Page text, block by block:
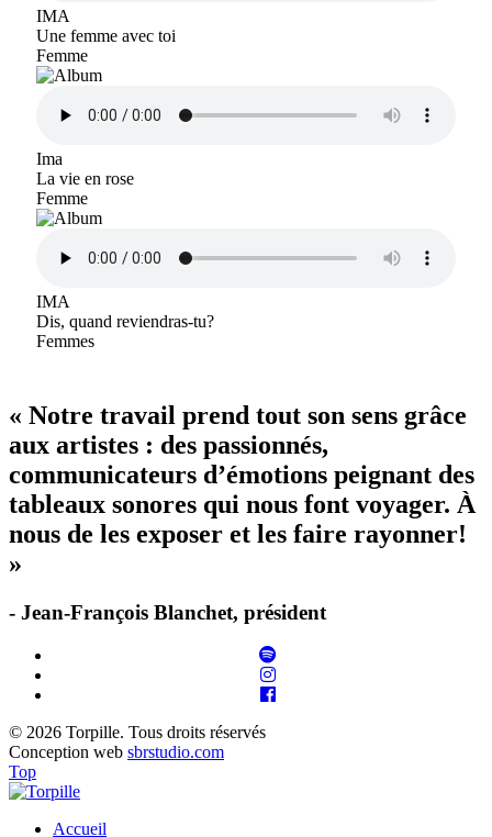
IMA
Une femme avec toi
Femme
Ima
La vie en rose
Femme
IMA
Dis, quand reviendras-tu?
Femmes
« Notre travail prend tout son sens grâce
aux artistes : des passionnés,
communicateurs d’émotions peignant des
tableaux sonores qui nous font voyager. À
nous de les exposer et les faire rayonner!
»
- Jean-François Blanchet, président
© 2026 Torpille. Tous droits réservés
Conception web sbrstudio.com
Top
Accueil